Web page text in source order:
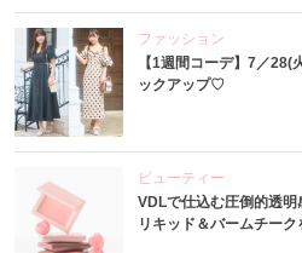
ファッション
【1週間コーデ】7／
ックアップ♡
ビューティー
VDLで仕込む圧倒的透
リキッド＆バームチーク